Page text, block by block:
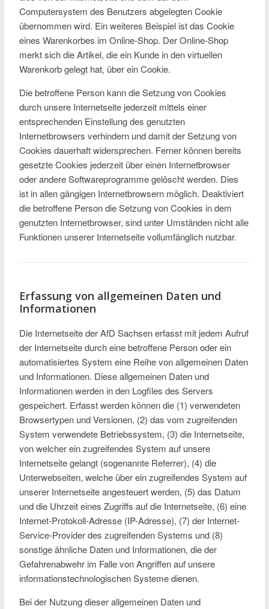
Computersystem des Benutzers abgelegten Cookie
übernommen wird. Ein weiteres Beispiel ist das Cookie
eines Warenkorbes im Online-Shop. Der Online-Shop
merkt sich die Artikel, die ein Kunde in den virtuellen
Warenkorb gelegt hat, über ein Cookie.
Die betroffene Person kann die Setzung von Cookies
durch unsere Internetseite jederzeit mittels einer
entsprechenden Einstellung des genutzten
Internetbrowsers verhindern und damit der Setzung von
Cookies dauerhaft widersprechen. Ferner können bereits
gesetzte Cookies jederzeit über einen Internetbrowser
oder andere Softwareprogramme gelöscht werden. Dies
ist in allen gängigen Internetbrowsern möglich. Deaktiviert
die betroffene Person die Setzung von Cookies in dem
genutzten Internetbrowser, sind unter Umständen nicht alle
Funktionen unserer Internetseite vollumfänglich nutzbar.
Erfassung von allgemeinen Daten und
Informationen
Die Internetseite der AfD Sachsen erfasst mit jedem Aufruf
der Internetseite durch eine betroffene Person oder ein
automatisiertes System eine Reihe von allgemeinen Daten
und Informationen. Diese allgemeinen Daten und
Informationen werden in den Logfiles des Servers
gespeichert. Erfasst werden können die (1) verwendeten
Browsertypen und Versionen, (2) das vom zugreifenden
System verwendete Betriebssystem, (3) die Internetseite,
von welcher ein zugreifendes System auf unsere
Internetseite gelangt (sogenannte Referrer), (4) die
Unterwebseiten, welche über ein zugreifendes System auf
unserer Internetseite angesteuert werden, (5) das Datum
und die Uhrzeit eines Zugriffs auf die Internetseite, (6) eine
Internet-Protokoll-Adresse (IP-Adresse), (7) der Internet-
Service-Provider des zugreifenden Systems und (8)
sonstige ähnliche Daten und Informationen, die der
Gefahrenabwehr im Falle von Angriffen auf unsere
informationstechnologischen Systeme dienen.
Bei der Nutzung dieser allgemeinen Daten und